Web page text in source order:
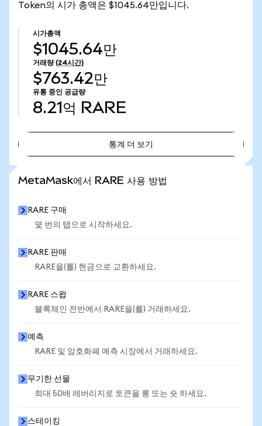
Token의 시가 총액은 $1045.64만입니다.
시가총액
$1045.64만
거래량 (24시간)
$763.42만
유통 중인 공급량
8.21억 RARE
통계 더 보기
MetaMask에서 RARE 사용 방법
RARE 구매
몇 번의 탭으로 시작하세요.
RARE 판매
RARE을(를) 현금으로 교환하세요.
RARE 스왑
블록체인 전반에서 RARE을(를) 거래하세요.
예측
RARE 및 암호화폐 예측 시장에서 거래하세요.
무기한 선물
최대 50배 레버리지로 토큰을 롱 또는 숏 하세요.
스테이킹